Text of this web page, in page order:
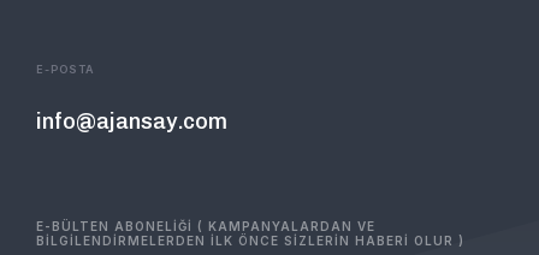
E-POSTA
info@ajansay.com
E-BÜLTEN ABONELİĞİ ( KAMPANYALARDAN VE
BİLGİLENDİRMELERDEN İLK ÖNCE SİZLERİN HABERİ OLUR )